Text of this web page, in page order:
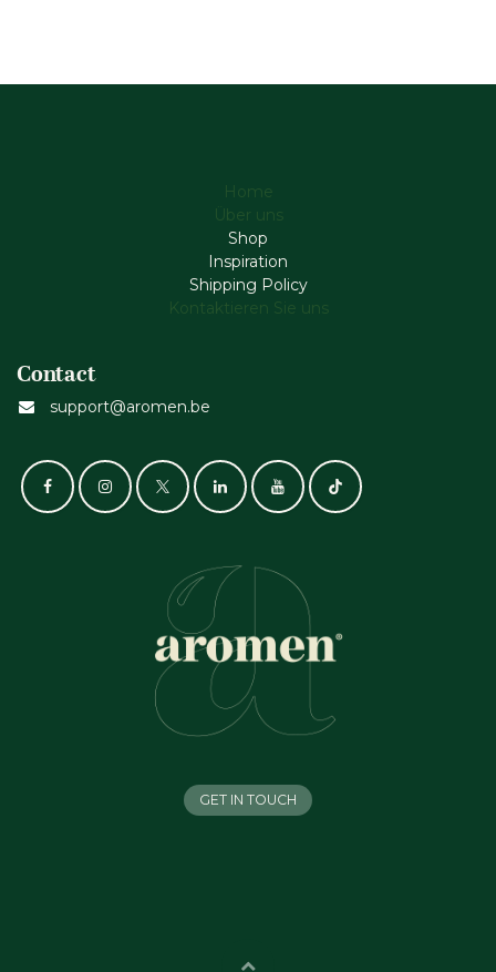
Home
Über uns
Shop
Inspiration
Shipping Policy
Kontaktieren Sie uns
Contact
support@aromen.be
GET IN TOUCH